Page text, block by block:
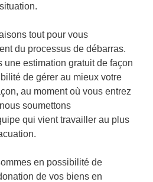
tout pour vous
du processus de débarras.
une estimation gratuit de façon
de gérer au mieux votre
au moment où vous entrez
soumettons
qui vient travailler au plus
en possibilité de
de vos biens en